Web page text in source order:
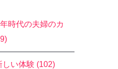
時代の夫婦のカ
しい体験 (102)